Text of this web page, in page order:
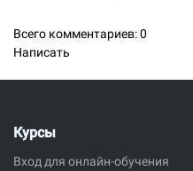
Всего комментариев:0
Написать
Курсы
Вход для онлайн-обучения